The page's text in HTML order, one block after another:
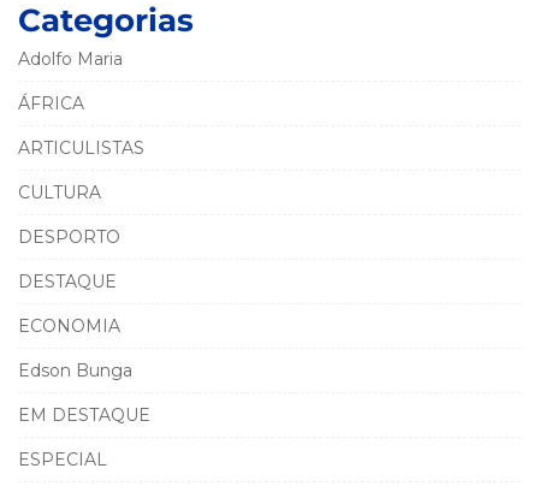
Categorias
Adolfo Maria
ÁFRICA
ARTICULISTAS
CULTURA
DESPORTO
DESTAQUE
ECONOMIA
Edson Bunga
EM DESTAQUE
ESPECIAL